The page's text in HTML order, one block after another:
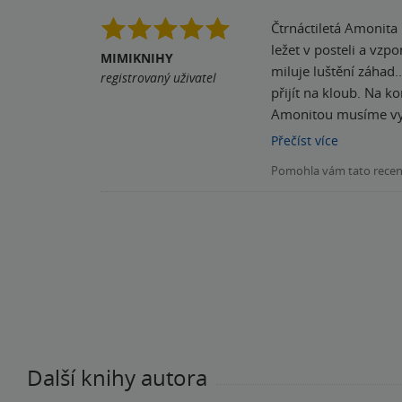
MIMIKNIHY
registrovaný uživatel
Čtrnáctiletá Amonita miluje pět věcí: čokoládu se slaným karamelem a
ležet v posteli a
miluje luštění záhad… … a tahle knížka je záhad plná! Kniha obsahuje 6 kapitol, tudíž i 6 detektivních záhad, kterým musí
přijít na kloub. Na
Amonitou musíme
Silvaromudurů v celém městě. Knihu bych doporučila dětem 12/13+, je skvěle napsaná,
Přečíst více
Pomohla vám tato
Další knihy autora